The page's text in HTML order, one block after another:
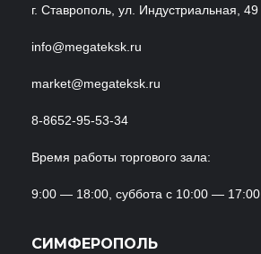
г. Ставрополь, ул. Индустриальная, 49
info@megateksk.ru
market@megateksk.ru
8-8652-95-53-34
Время работы торгового зала:
9:00 — 18:00, суббота с 10:00 — 17:00
СИМФЕРОПОЛЬ